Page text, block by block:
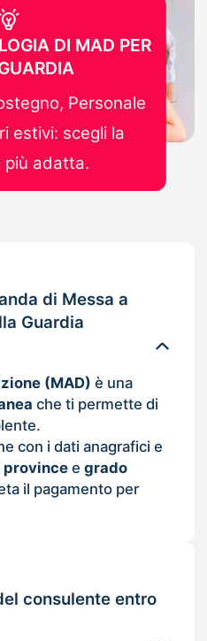
di Messa a
Guardia
(MAD) è una
che ti permette di
con i dati anagrafici e
provincee grado
il pagamento per
consulente entro
DI MAD PER
Personale
estivi: scegli la
più adatta.